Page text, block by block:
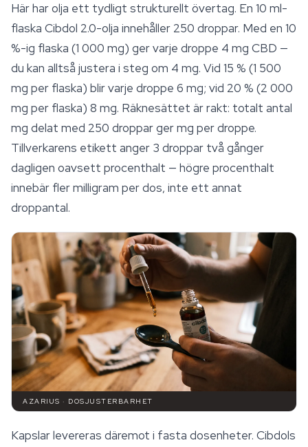
Här har olja ett tydligt strukturellt övertag. En 10 ml-
flaska Cibdol 2.0-olja innehåller 250 droppar. Med en 10
%-ig flaska (1 000 mg) ger varje droppe 4 mg CBD —
du kan alltså justera i steg om 4 mg. Vid 15 % (1 500
mg per flaska) blir varje droppe 6 mg; vid 20 % (2 000
mg per flaska) 8 mg. Räknesättet är rakt: totalt antal
mg delat med 250 droppar ger mg per droppe.
Tillverkarens etikett anger 3 droppar två gånger
dagligen oavsett procenthalt — högre procenthalt
innebär fler milligram per dos, inte ett annat
droppantal.
AZARIUS · DOSJUSTERBARHET
Kapslar levereras däremot i fasta dosenheter. Cibdols